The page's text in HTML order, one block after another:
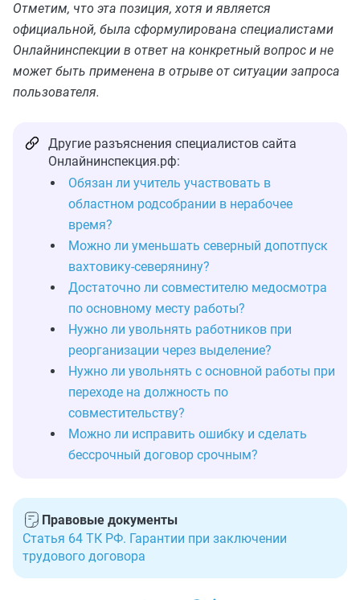
Отметим, что эта позиция, хотя и является
официальной, была сформулирована специалистами
Онлайнинспекции в ответ на конкретный вопрос и не
может быть применена в отрыве от ситуации запроса
пользователя.
Другие разъяснения специалистов сайта
Онлайнинспекция.рф:
Обязан ли учитель участвовать в
областном родсобрании в нерабочее
время?
Можно ли уменьшать северный допотпуск
вахтовику-северянину?
Достаточно ли совместителю медосмотра
по основному месту работы?
Нужно ли увольнять работников при
реорганизации через выделение?
Нужно ли увольнять с основной работы при
переходе на должность по
совместительству?
Можно ли исправить ошибку и сделать
бессрочный договор срочным?
Правовые документы
Статья 64 ТК РФ. Гарантии при заключении
трудового договора